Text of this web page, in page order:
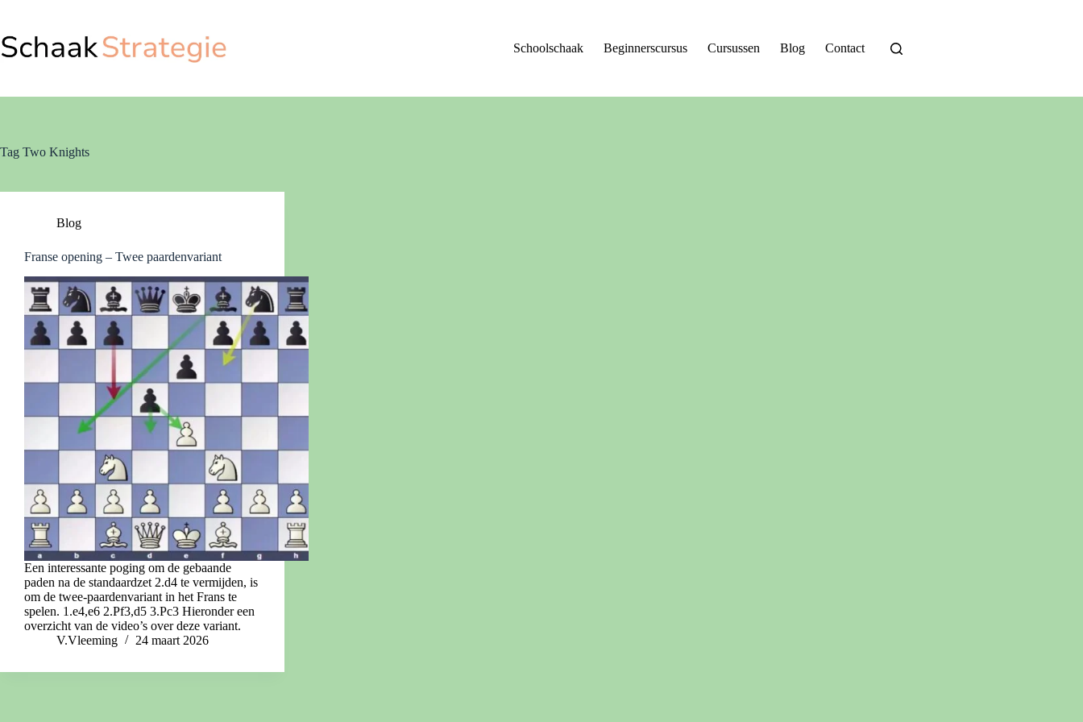
de
inhoud
Schoolschaak Beginnerscursus Cursussen Blog Contact
Tag Two Knights
Blog
Franse opening – Twee paardenvariant
Een interessante poging om de gebaande
paden na de standaardzet 2.d4 te vermijden, is
om de twee-paardenvariant in het Frans te
spelen. 1.e4,e6 2.Pf3,d5 3.Pc3 Hieronder een
overzicht van de video’s over deze variant.
V.Vleeming
24 maart 2026